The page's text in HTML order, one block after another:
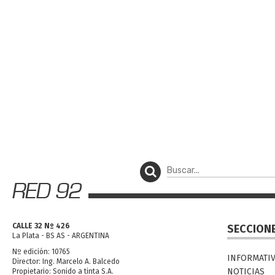
CALLE 32 Nº 426
La Plata - BS AS - ARGENTINA
Nº edición: 10765
Director: Ing. Marcelo A. Balcedo
Propietario: Sonido a tinta S.A.
NOTICIAS